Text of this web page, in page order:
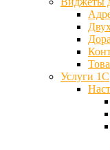
Услуги 1С